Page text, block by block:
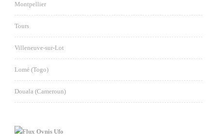
Montpellier
Tours
Villeneuve-sur-Lot
Lomé (Togo)
Douala (Cameroun)
Ovnis Ufo